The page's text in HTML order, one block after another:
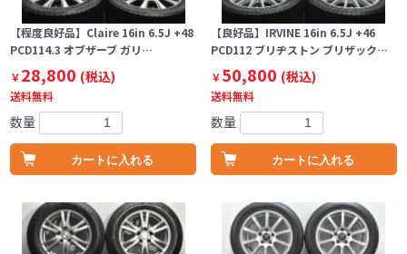
【程度良好品】Claire 16in 6.5J +48
PCD114.3 オブザーブ ガリ…
￥28,800 (税込)
送料無料
数量
カートに入れる
【良好品】IRVINE 16in 6.5J +46
PCD112 ブリヂストン ブリザック…
￥50,800 (税込)
送料無料
数量
カートに入れる